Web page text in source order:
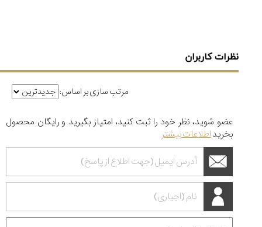
نظرات کاربران
مرتب سازی بر اساس:
عضو شوید، نظر خود را ثبت کنید، امتیاز بگیرید و رایگان محصول
بخریداطلاعات بیشتر